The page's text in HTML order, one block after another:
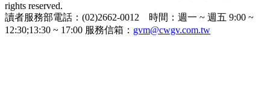
rights reserved.
讀者服務部電話：(02)2662-0012 時間：週一 ~ 週五 9:00 ~
12:30;13:30 ~ 17:00 服務信箱： gvm@cwgv.com.tw